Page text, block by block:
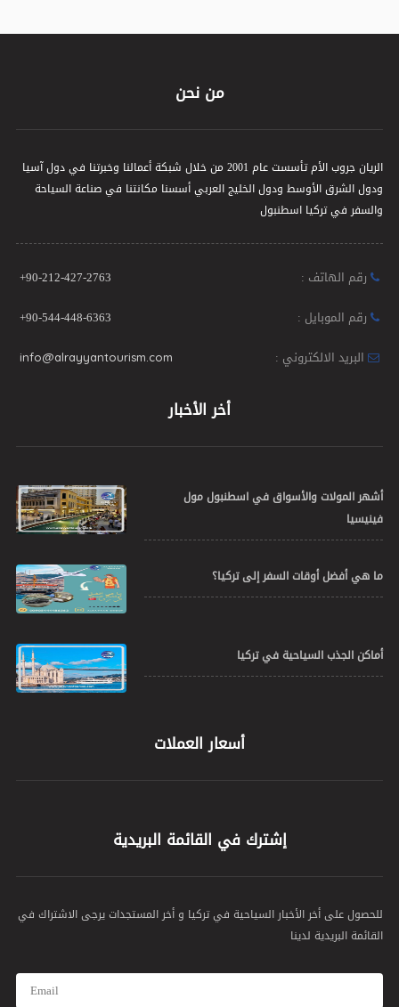
من نحن
الريان جروب الأم تأسست عام 2001 من خلال شبكة أعمالنا وخبرتنا في دول آسيا
والسفر في تركيا اسطنبول
رقم الهاتف :
+90-212-427-2763
أخر الأخبار
أشهر المولات والأسواق في اسطنبول مول
فينيسيا
ما هي أفضل أوقات السفر إلى تركيا؟
أماكن الجذب السياحية في تركيا
إشترك في القائمة البريدية
للحصول على أخر الأخبار السياحية في تركيا و أخر المستجدات يرجى الاشتراك في